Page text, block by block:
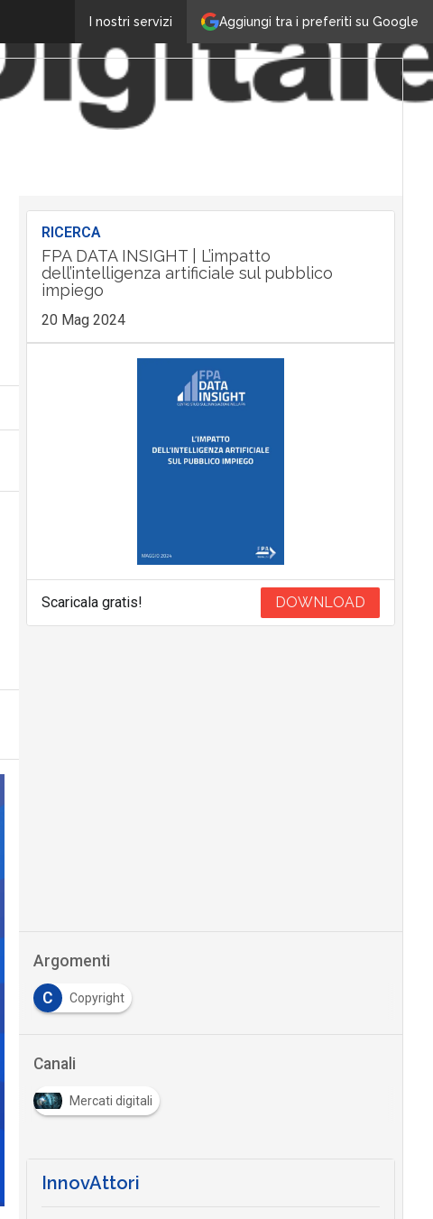
Aggiungi tra i preferiti su Google
I nostri servizi
RICERCA
FPA DATA INSIGHT | L’impatto
dell’intelligenza artificiale sul pubblico
impiego
20 Mag 2024
Scaricala gratis! DOWNLOAD
Argomenti
C Copyright
Canali
Mercati digitali
InnovAttori